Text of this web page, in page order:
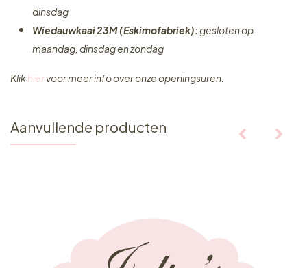
dinsdag
Wiedauwkaai 23M (Eskimofabriek):gesloten op
maandag, dinsdag en zondag
Klikhiervoor meer info over onze openingsuren.
Aanvullende producten